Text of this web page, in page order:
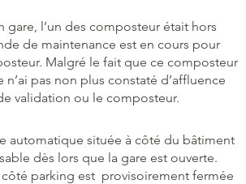
gare, l’un des composteur était hors
de maintenance est en cours pour
Malgré le fait que ce composteur
n’ai pas non plus constaté d’affluence
validation ou le composteur.
automatique située à côté du bâtiment
dès lors que la gare est ouverte.
côté parking est provisoirement fermée